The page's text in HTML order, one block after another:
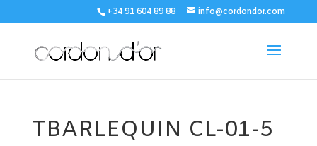
+34 91 604 89 88 info@cordondor.com
TBARLEQUIN CL-01-5